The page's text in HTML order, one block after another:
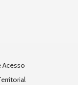
Acesso